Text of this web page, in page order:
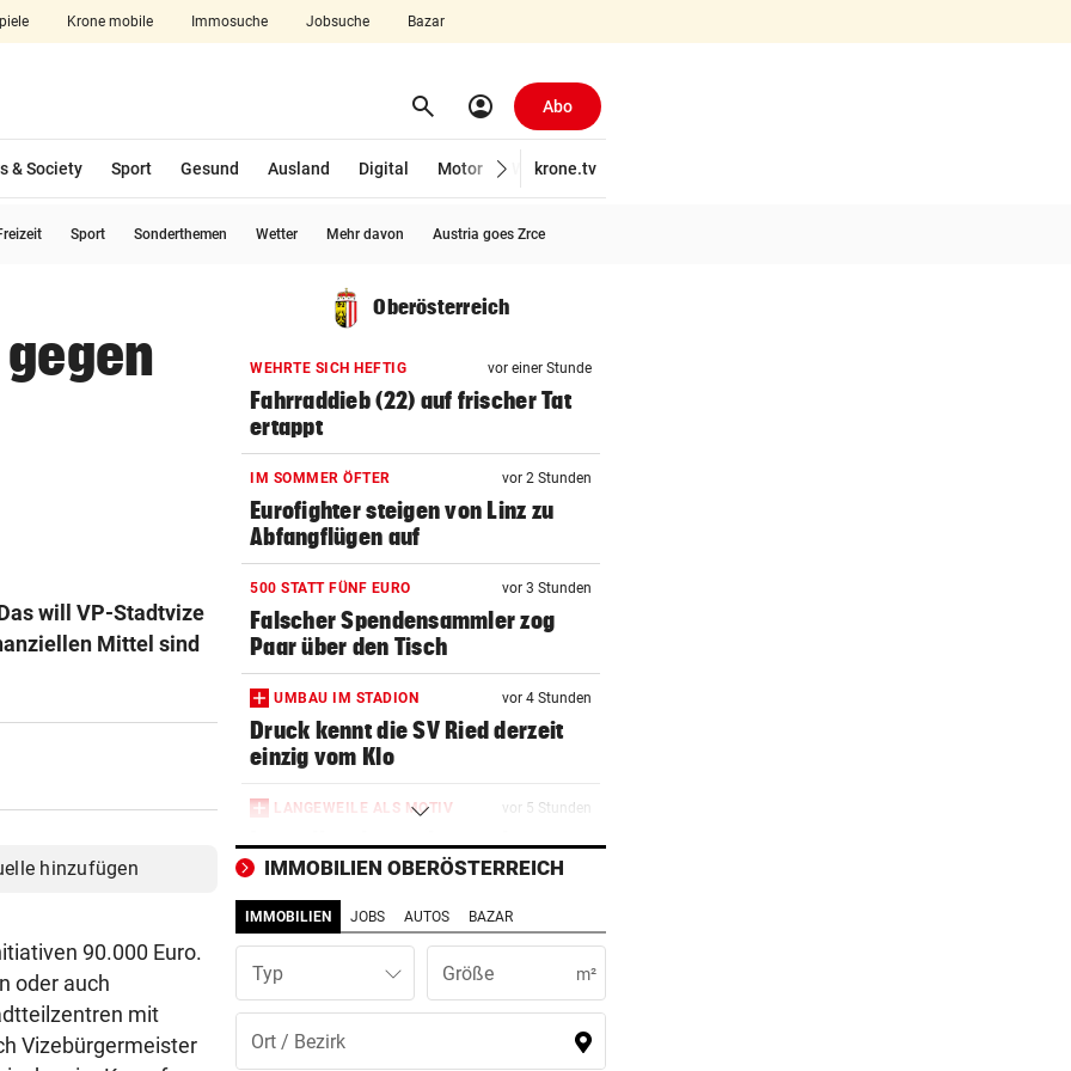
Krone mobile Immosuche Jobsuche Bazar
aufklappen search Suchen
account_circle Abo
& Society Sport Gesund Ausland Digital Motor Wirtschaft
krone.tv
Sport Sonderthemen Wetter Mehr davon Austria goes Zrce
will VP-Stadtvize
Mittel sind
hinzufügen
90.000 Euro.
oder auch
mit
Vizebürgermeister
Oberösterreich
WEHRTE SICH HEFTIG vor einer Stunde
Fahrraddieb (22) auf frischer Tat
ertappt
IM SOMMER ÖFTER vor 2 Stunden
Eurofighter steigen von Linz zu
Abfangflügen auf
500 STATT FÜNF EURO vor 3 Stunden
Falscher Spendensammler zog
Paar über den Tisch
UMBAU IM STADION vor 4 Stunden
Druck kennt die SV Ried derzeit
einzig vom Klo
LANGEWEILE ALS MOTIV vor 5 Stunden
Jugendbande machte auch vor
Gotteshaus nicht Halt
NEUN GROSSE PREISE vor 6 Stunden
Gewinnspiel zum Linzer „Krone“-
Fest 2026
vor 13 Stunden
IMMOBILIEN OBERÖSTERREICH
IMMOBILIEN JOBS AUTOS BAZAR
Typ m²